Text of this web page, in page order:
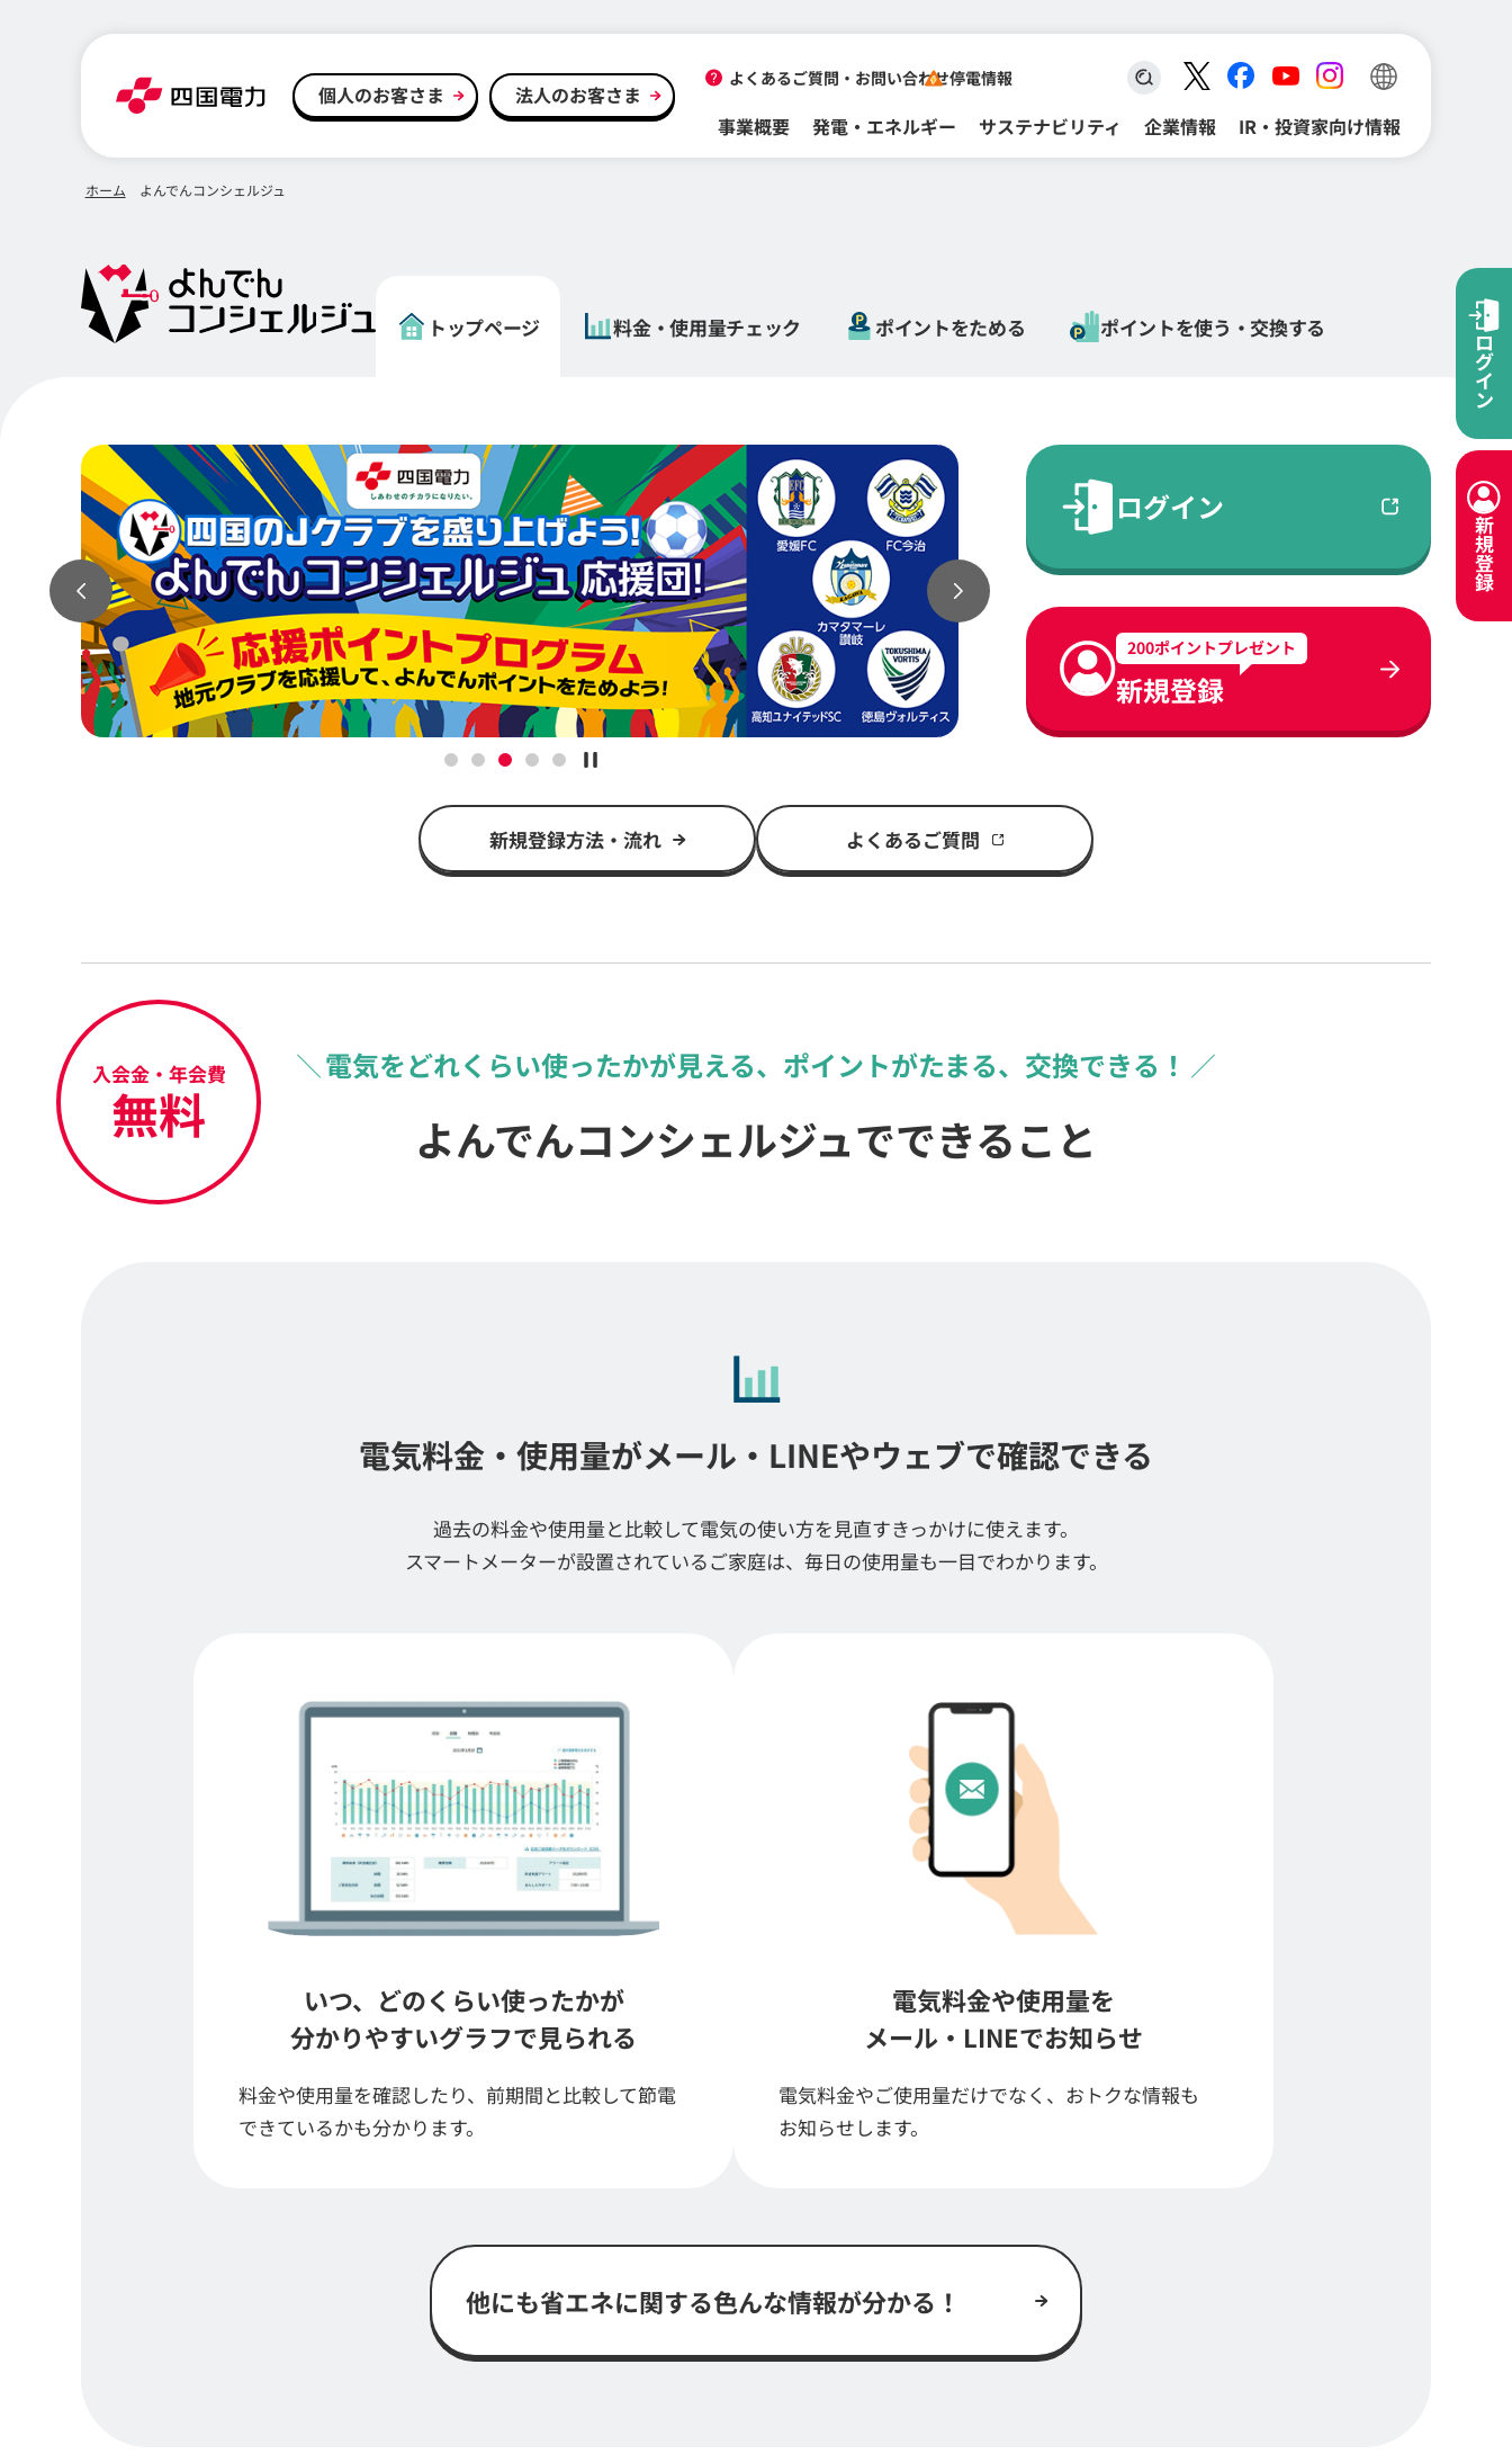
個人のお客さま
法人のお客さま
事業概要
発電・エネルギー サステナビリティ 企業情報 IR・投資家向け情報
よくあるご質問・ お問い合わせ停電情報
検索キーワード入力
ホーム よんでんコンシェルジュ
トップページ 料金・使用量チェック ポイントをためる ポイントを使う・ 交換する
ロ
グ
イ
ン
新
規
登
録
ログイン
200ポイントプレゼント
新規登録
新規登録方法・流れ よくあるご質問
入会金・年会費
無料
電気をどれくらい使ったかが見える、 ポイントがたまる、交換できる！
よんでんコンシェルジュでできること
電気料金・使用量がメール・LINEやウェブで確認できる
過去の料金や使用量と比較して電気の使い方を見直すきっかけに使えます。
スマートメーターが設置されているご家庭は、毎日の使用量も一目でわかります。
いつ、どのくらい使ったかが
分かりやすいグラフで見られる
料金や使用量を確認したり、前期間と比較して節電
できているかも分かります。
電気料金や使用量を
メール・LINEでお知らせ
電気料金やご使用量だけでなく、おトクな情報も
お知らせします。
他にも省エネに関する色んな情報が分かる！